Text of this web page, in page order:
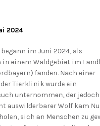
2024
im Juni 2024, als
in einem Waldgebiet im
fanden. Nach einer
Tierklinik wurde ein
unternommen, der jedoch
auswilderbarer Wolf kam
sich an Menschen zu